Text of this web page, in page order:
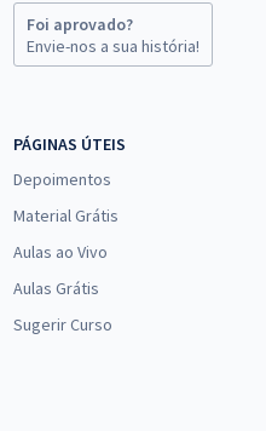
Foi aprovado?
Envie-nos a sua história!
PÁGINAS ÚTEIS
Depoimentos
Material Grátis
Aulas ao Vivo
Aulas Grátis
Sugerir Curso